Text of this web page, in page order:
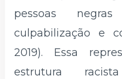
pessoas
culpabilização e
2019). Essa
estrutura